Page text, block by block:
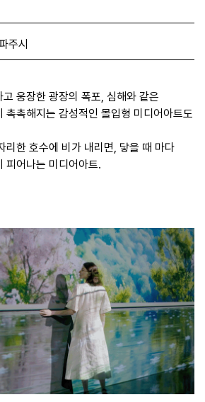
주시
웅장한 광장의 폭포, 심해와 같은
촉촉해지는 감성적인 몰입형 미디어아트도
리한 호수에 비가 내리면, 닿을 때 마다
피어나는 미디어아트.